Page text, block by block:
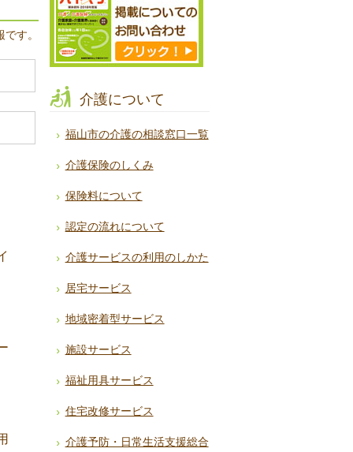
す。
介護について
福山市の介護の相談窓口一覧
介護保険のしくみ
保険料について
認定の流れについて
介護サービスの利用のしかた
居宅サービス
地域密着型サービス
施設サービス
福祉用具サービス
住宅改修サービス
介護予防・日常生活支援総合